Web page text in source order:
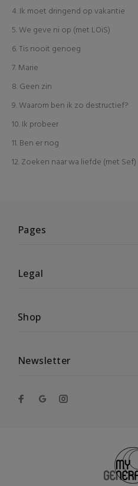
4.Ik moet dringend op vakantie
5.We geve ni op (met LOiS)
6.Tis nooit genoeg
7.Marie
8.Geen zin
9.Waarom ben ik zo destructief?
10.Ik probeer
11.Ben er nog
12.Zoeken naar wa liefde (met Sef)
Pages
Legal
Shop
Newsletter